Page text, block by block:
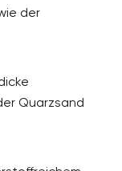
der
Quarzsand